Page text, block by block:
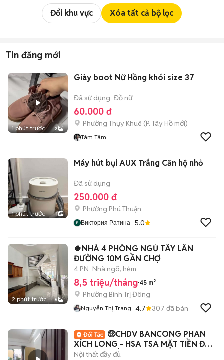
Đổi khu vực Xóa tất cả bộ lọc
Tin đăng mới
1 phút trước 2
Giày boot Nữ Hồng khói size 37
Đã sử dụng Đồ nữ
60.000 đ
Phường Thụy Khuê (P. Tây Hồ mới)
Tâm Tâm
1 phút trước 1
Máy hút bụi AUX Trắng Căn hộ nhỏ
Đã sử dụng
250.000 đ
Phường Phú Thuận
Виктория Ратина 5.0
2 phút trước 6
🍀NHÀ 4 PHÒNG NGỦ TÂY LÂN
ĐƯỜNG 10M GẦN CHỢ
4 PN Nhà ngõ, hẻm
8,5 triệu/tháng 45 m²
Phường Bình Trị Đông
Nguyễn Thị Trang 4.7 307 đã bán
🤑CHDV BANCONG PHAN
XÍCH LONG - HSA TSA MẶT TIỀN ĐẦY
ĐỦ NỘI THẤT
Nội thất đầy đủ